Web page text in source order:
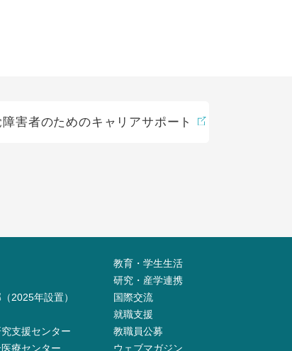
障害者のためのキャリアサポート
2025年設置）
支援センター
療センター
教育・学生生活
研究・産学連携
国際交流
就職支援
教職員公募
ウェブマガジン